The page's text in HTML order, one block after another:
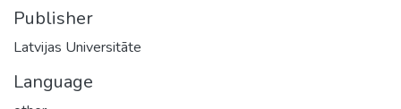
Publisher
Latvijas Universitāte
Language